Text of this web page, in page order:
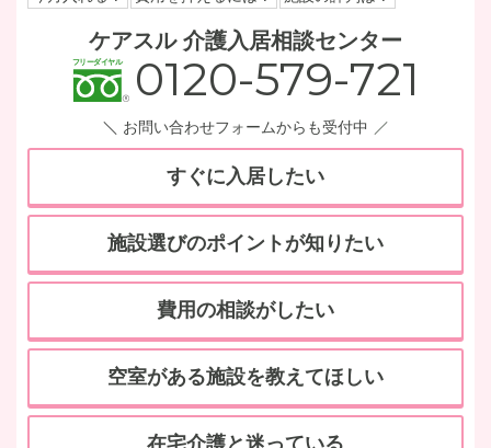
ケアスル 介護入居相談センター
0120-579-721
お問い合わせフォームからも受付中
すぐに入居したい
施設選びのポイントが知りたい
費用の相談がしたい
空室がある施設を教えてほしい